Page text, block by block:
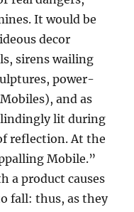
It would be
decor
sirens wailing
power-
and as
lit during
reflection. At the
Mobile.”
a product causes
fall: thus, as they